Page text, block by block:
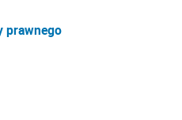
prawnego